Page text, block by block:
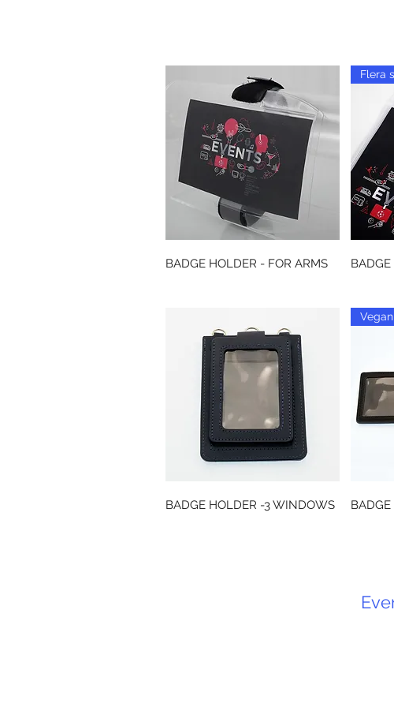
Snabbvisning
BADGE HOLDER - FOR ARMS
Flera
Snabbvisning
BADGE HOLDER -3 WINDOWS